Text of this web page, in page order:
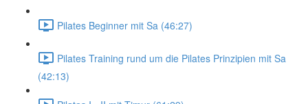
Pilates Beginner mit Sa (46:27)
Pilates Training rund um die Pilates Prinzipien mit Sa
(42:13)